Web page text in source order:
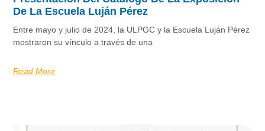
De La Escuela Luján Pérez
Entre mayo y julio de 2024, la ULPGC y la Escuela Luján Pérez
mostraron su vínculo a través de una
Read More